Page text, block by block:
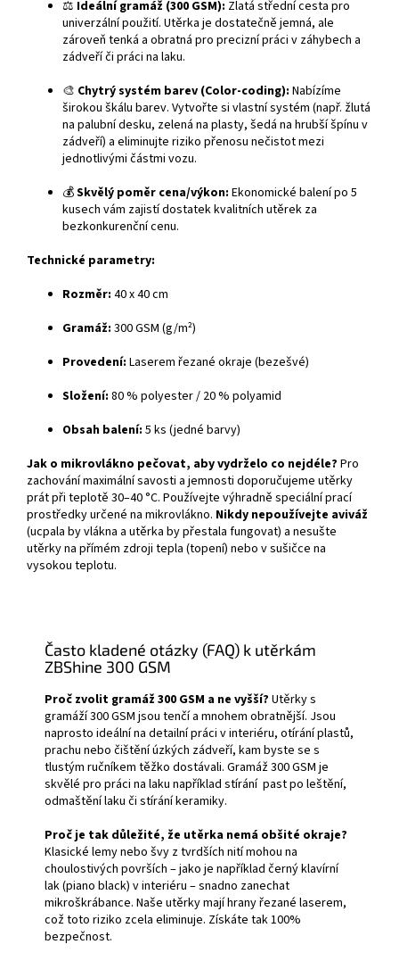
⚖️ Ideální gramáž (300 GSM): Zlatá střední cesta pro
univerzální použití. Utěrka je dostatečně jemná, ale
zároveň tenká a obratná pro precizní práci v záhybech a
zádveří či práci na laku.
🎨 Chytrý systém barev (Color-coding): Nabízíme
širokou škálu barev. Vytvořte si vlastní systém (např. žlutá
na palubní desku, zelená na plasty, šedá na hrubší špínu v
zádveří) a eliminujte riziko přenosu nečistot mezi
jednotlivými částmi vozu.
💰Skvělý poměr cena/výkon: Ekonomické balení po 5
kusech vám zajistí dostatek kvalitních utěrek za
bezkonkurenční cenu.
Technické parametry:
Rozměr: 40 x 40 cm
Gramáž: 300 GSM (g/m²)
Provedení: Laserem řezané okraje (bezešvé)
Složení: 80 % polyester / 20 % polyamid
Obsah balení: 5 ks (jedné barvy)
Jak o mikrovlákno pečovat, aby vydrželo co nejdéle? Pro
zachování maximální savosti a jemnosti doporučujeme utěrky
prát při teplotě 30–40 °C. Používejte výhradně speciální prací
prostředky určené na mikrovlákno. Nikdy nepoužívejte aviváž
(ucpala by vlákna a utěrka by přestala fungovat) a nesušte
utěrky na přímém zdroji tepla (topení) nebo v sušičce na
vysokou teplotu.
Často kladené otázky (FAQ) k utěrkám
ZBShine 300 GSM
Proč zvolit gramáž 300 GSM a ne vyšší? Utěrky s
gramáží 300 GSM jsou tenčí a mnohem obratnější. Jsou
naprosto ideální na detailní práci v interiéru, otírání plastů,
prachu nebo čištění úzkých zádveří, kam byste se s
tlustým ručníkem těžko dostávali. Gramáž 300 GSM je
skvělé pro práci na laku například stírání past po leštění,
odmaštění laku či stírání keramiky.
Proč je tak důležité, že utěrka nemá obšité okraje?
Klasické lemy nebo švy z tvrdších nití mohou na
choulostivých površích – jako je například černý klavírní
lak (piano black) v interiéru – snadno zanechat
mikroškrábance. Naše utěrky mají hrany řezané laserem,
což toto riziko zcela eliminuje. Získáte tak 100%
bezpečnost.